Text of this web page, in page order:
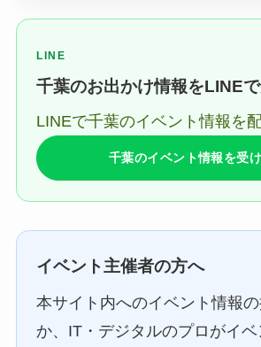
LINE
千葉のお出かけ情報をLINE
LINEで千葉のイベント情報を配
千葉のイベント情報を受
イベント主催者の方へ
本サイト内へのイベント情報
か、IT・デジタルのプロがイ